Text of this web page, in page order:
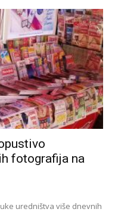
fotografija na
uredništva više dnevnih